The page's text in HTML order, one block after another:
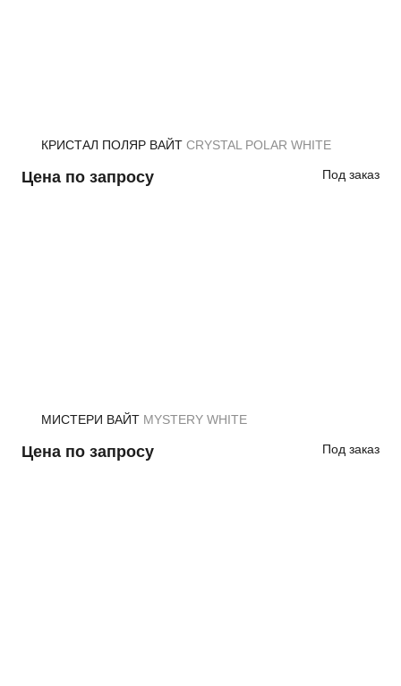
КРИСТАЛ ПОЛЯР ВАЙТ CRYSTAL POLAR WHITE
Цена по запросу Под заказ
МИСТЕРИ ВАЙТ MYSTERY WHITE
Цена по запросу Под заказ